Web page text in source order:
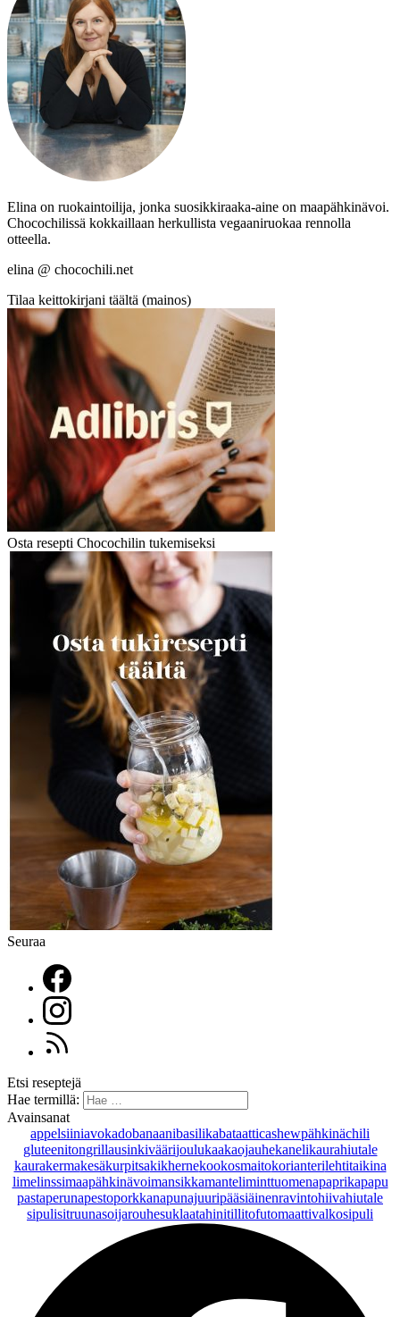
Elina on ruokaintoilija, jonka suosikkiraaka-aine on maapähkinävoi.
Chocochilissä kokkaillaan herkullista vegaaniruokaa rennolla
otteella.
elina @ chocochili.net
Tilaa keittokirjani täältä (mainos)
Osta resepti Chocochilin tukemiseksi
Seuraa
Etsi reseptejä
Hae termillä:
Avainsanat
appelsiiniavokadobanaanibasilikabataatticashewpähkinächili
gluteenitongrillausinkiväärijoulukaakaojauhekanelikaurahiutale
kaurakermakesäkurpitsakikhernekookosmaitokorianterilehtitaikina
limelinssimaapähkinävoimansikkamanteliminttuomenapaprikapapu
pastaperunapestoporkkanapunajuuripääsiäinenravintohiivahiutale
sipulisitruunasoijarouhesuklaatahinitillitofutomaattivalkosipuli